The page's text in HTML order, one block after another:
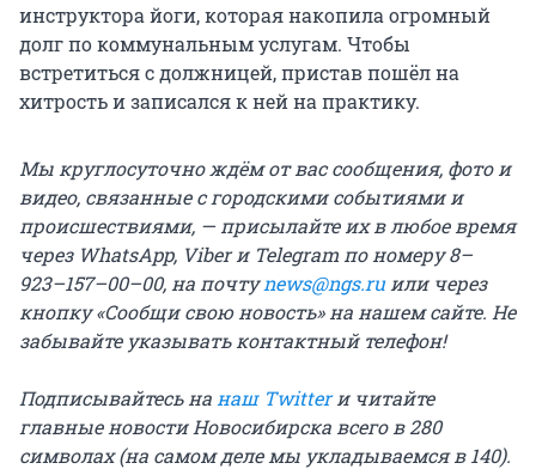
инструктора йоги, которая накопила огромный
долг по коммунальным услугам. Чтобы
встретиться с должницей, пристав пошёл на
хитрость и записался к ней на практику.
Мы круглосуточно ждём от вас сообщения, фото и
видео, связанные с городскими событиями и
происшествиями, — присылайте их в любое время
через WhatsApp, Viber и Telegram по номеру 8–
923–157–00–00, на почтуnews@ngs.ruили через
кнопку «Сообщи свою новость» на нашем сайте. Не
забывайте указывать контактный телефон!
Подписывайтесь на наш Twitterи читайте
главные новости Новосибирска всего в 280
символах (на самом деле мы укладываемся в 140).